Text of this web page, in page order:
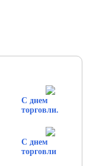
С днем
торговли.
С днем
торговли